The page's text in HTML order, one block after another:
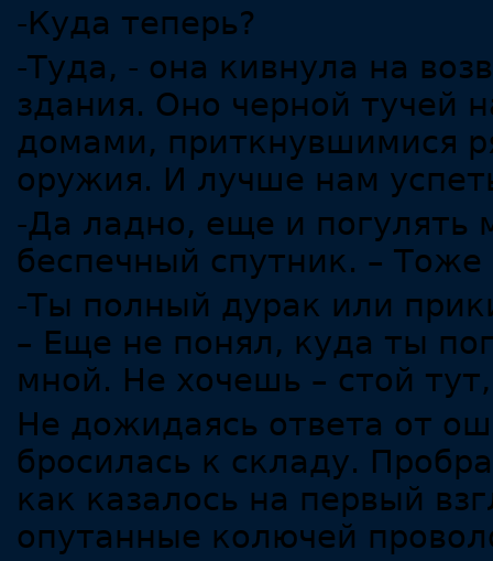
-Куда теперь?
-Туда, - она кивнула на
здания. Оно черной тучей
домами, приткнувшимися
оружия. И лучше нам
-Да ладно, еще и погулять
беспечный спутник. –
-Ты полный дурак или
– Еще не понял, куда ты
мной. Не хочешь – стой
Не дожидаясь ответа от
бросилась к складу.
как казалось на первый
опутанные колючей